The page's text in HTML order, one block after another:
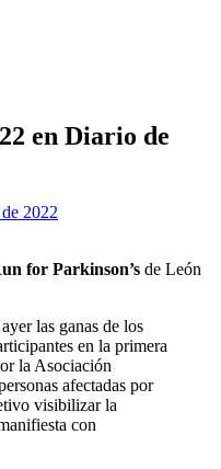
en Diario de
2022
for Parkinson’s de León
las ganas de los
en la primera
la Asociación
afectadas por
visibilizar la
con